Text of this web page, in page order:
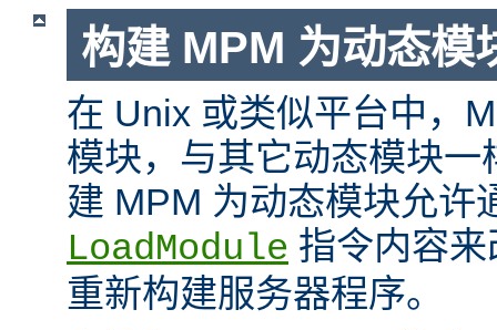
构建 MPM 为动态模
在 Unix 或类似平台中，
模块，与其它动态模块
建 MPM 为动态模块允许
LoadModule 指令内容
重新构建服务器程序。